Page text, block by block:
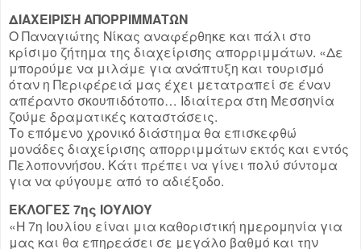
ΔΙΑΧΕΙΡΙΣΗ ΑΠΟΡΡΙΜΜΑΤΩΝ
Ο Παναγιώτης Νίκας αναφέρθηκε και πάλι στο
κρίσιμο ζήτημα της διαχείρισης απορριμμάτων. «Δε
μπορούμε να μιλάμε για ανάπτυξη και τουρισμό
όταν η Περιφέρειά μας έχει μετατραπεί σε έναν
απέραντο σκουπιδότοπο… Ιδιαίτερα στη Μεσσηνία
ζούμε δραματικές καταστάσεις.
Το επόμενο χρονικό διάστημα θα επισκεφθώ
μονάδες διαχείρισης απορριμμάτων εκτός και εντός
Πελοποννήσου. Κάτι πρέπει να γίνει πολύ σύντομα
για να φύγουμε από το αδιέξοδο.
ΕΚΛΟΓΕΣ 7ης ΙΟΥΛΙΟΥ
«Η 7η Ιουλίου είναι μια καθοριστική ημερομηνία για
μας και θα επηρεάσει σε μεγάλο βαθμό και την